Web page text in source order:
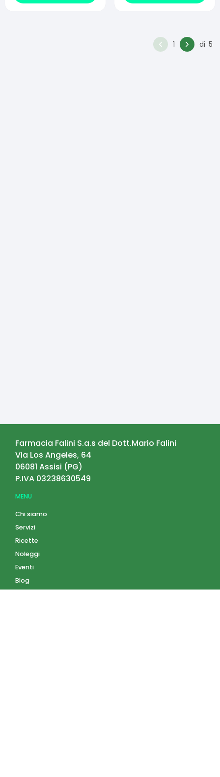
1 di 5
Farmacia Falini S.a.s del Dott.Mario Falini
Via Los Angeles, 64
06081 Assisi (PG)
P.IVA 03238630549
MENU
Chi siamo
Servizi
Ricette
Noleggi
Eventi
Blog